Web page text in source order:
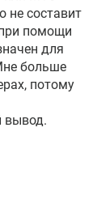
не составит
помощи
для
больше
потому
вывод.